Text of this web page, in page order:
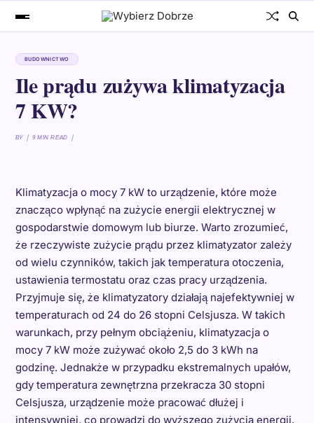
BUDOWNICTWO
Ile prądu zużywa klimatyzacja
7 KW?
BY 9 MIN READ
Klimatyzacja o mocy 7 kW to urządzenie, które może
znacząco wpłynąć na zużycie energii elektrycznej w
gospodarstwie domowym lub biurze. Warto zrozumieć,
że rzeczywiste zużycie prądu przez klimatyzator zależy
od wielu czynników, takich jak temperatura otoczenia,
ustawienia termostatu oraz czas pracy urządzenia.
Przyjmuje się, że klimatyzatory działają najefektywniej w
temperaturach od 24 do 26 stopni Celsjusza. W takich
warunkach, przy pełnym obciążeniu, klimatyzacja o
mocy 7 kW może zużywać około 2,5 do 3 kWh na
godzinę. Jednakże w przypadku ekstremalnych upałów,
gdy temperatura zewnętrzna przekracza 30 stopni
Celsjusza, urządzenie może pracować dłużej i
intensywniej, co prowadzi do wyższego zużycia energii.